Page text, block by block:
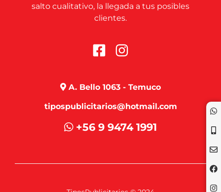
salto cualitativo, la llegada a tus posibles
clientes.
A. Bello 1063 - Temuco
tipospublicitarios@hotmail.com
+56 9 9474 1991